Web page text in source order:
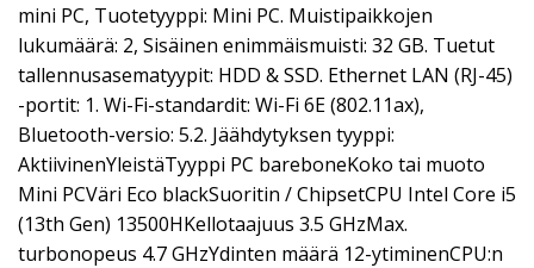
mini PC, Tuotetyyppi: Mini PC. Muistipaikkojen
lukumäärä: 2, Sisäinen enimmäismuisti: 32 GB. Tuetut
tallennusasematyypit: HDD & SSD. Ethernet LAN (RJ-45)
-portit: 1. Wi-Fi-standardit: Wi-Fi 6E (802.11ax),
Bluetooth-versio: 5.2. Jäähdytyksen tyyppi:
AktiivinenYleistäTyyppi PC bareboneKoko tai muoto
Mini PCVäri Eco blackSuoritin / ChipsetCPU Intel Core i5
(13th Gen) 13500HKellotaajuus 3.5 GHzMax.
turbonopeus 4.7 GHzYdinten määrä 12-ytiminenCPU:n